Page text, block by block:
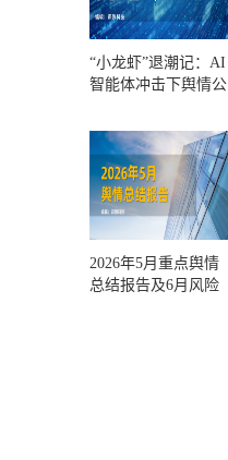
“小龙虾”退潮记：AI
智能体冲击下舆情公
2026年5月重点舆情
总结报告及6月风险